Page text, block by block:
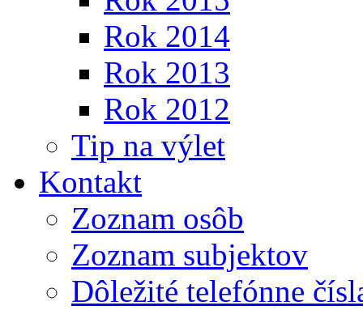
Rok 2014
Rok 2013
Rok 2012
Tip na výlet
Kontakt
Zoznam osôb
Zoznam subjektov
Dôležité telefónne